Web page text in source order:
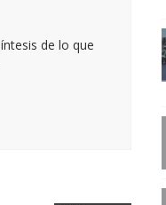
de lo que